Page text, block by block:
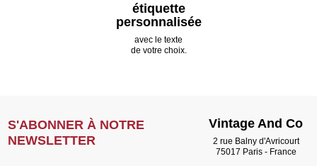
étiquette
personnalisée
avec le texte
de votre choix.
S'ABONNER À NOTRE
NEWSLETTER
Vintage And Co
2 rue Balny d'Avricourt
75017 Paris - France